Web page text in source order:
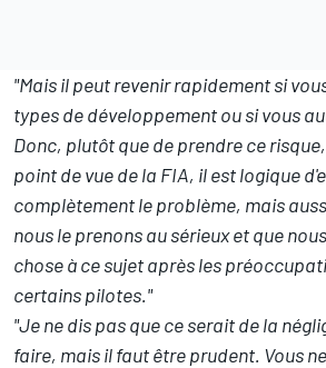
"Mais il peut revenir rapidement si
types de développement ou si vous
Donc, plutôt que de prendre ce
point de vue de la FIA, il est logique
complètement le problème, mais
nous le prenons au sérieux et que
chose à ce sujet après les
certains pilotes."
"Je ne dis pas que ce serait de la
faire, mais il faut être prudent. Vous